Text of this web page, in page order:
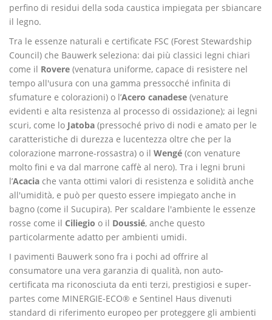
perfino di residui della soda caustica impiegata per sbiancare
il legno.
Tra le essenze naturali e certificate FSC (Forest Stewardship
Council) che Bauwerk seleziona: dai più classici legni chiari
come il Rovere (venatura uniforme, capace di resistere nel
tempo all'usura con una gamma pressocché infinita di
sfumature e colorazioni) o l’Acero canadese (venature
evidenti e alta resistenza al processo di ossidazione); ai legni
scuri, come lo Jatoba (pressoché privo di nodi e amato per le
caratteristiche di durezza e lucentezza oltre che per la
colorazione marrone-rossastra) o il Wengé (con venature
molto fini e va dal marrone caffè al nero). Tra i legni bruni
l’Acacia che vanta ottimi valori di resistenza e solidità anche
all'umidità, e può per questo essere impiegato anche in
bagno (come il Sucupira). Per scaldare l'ambiente le essenze
rosse come il Ciliegio o il Doussié, anche questo
particolarmente adatto per ambienti umidi.
I pavimenti Bauwerk sono fra i pochi ad offrire al
consumatore una vera garanzia di qualità, non auto-
certificata ma riconosciuta da enti terzi, prestigiosi e super-
partes come MINERGIE-ECO® e Sentinel Haus divenuti
standard di riferimento europeo per proteggere gli ambienti